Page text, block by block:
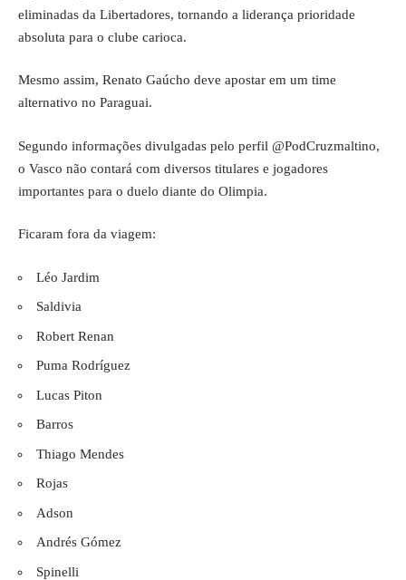
eliminadas da Libertadores, tornando a liderança prioridade
absoluta para o clube carioca.
Mesmo assim, Renato Gaúcho deve apostar em um time
alternativo no Paraguai.
Segundo informações divulgadas pelo perfil @PodCruzmaltino,
o Vasco não contará com diversos titulares e jogadores
importantes para o duelo diante do Olimpia.
Ficaram fora da viagem:
Léo Jardim
Saldivia
Robert Renan
Puma Rodríguez
Lucas Piton
Barros
Thiago Mendes
Rojas
Adson
Andrés Gómez
Spinelli